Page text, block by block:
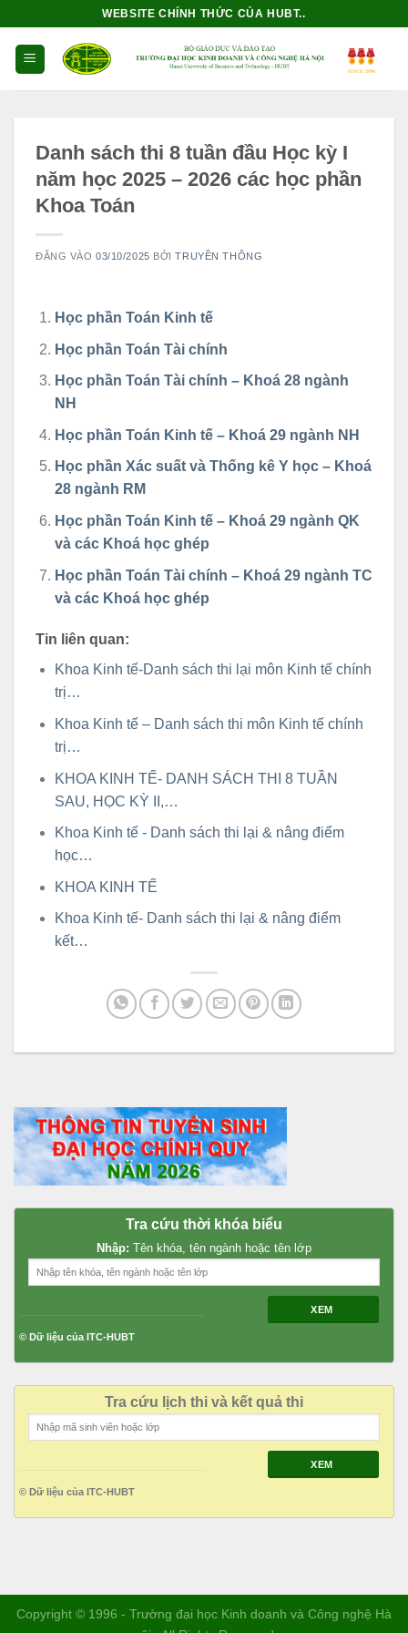
dung
WEBSITE CHÍNH THỨC CỦA HUBT..
Danh sách thi 8 tuần đầu Học kỳ I
năm học 2025 – 2026 các học phần
Khoa Toán
ĐĂNG VÀO03/10/2025 BỞITRUYỀN THÔNG
Học phần Toán Kinh tế
Học phần Toán Tài chính
Học phần Toán Tài chính – Khoá 28 ngành
NH
Học phần Toán Kinh tế – Khoá 29 ngành NH
Học phần Xác suất và Thống kê Y học – Khoá
28 ngành RM
Học phần Toán Kinh tế – Khoá 29 ngành QK
và các Khoá học ghép
Học phần Toán Tài chính – Khoá 29 ngành TC
và các Khoá học ghép
Tin liên quan:
Khoa Kinh tế-Danh sách thi lại môn Kinh tế chính
trị…
Khoa Kinh tế – Danh sách thi môn Kinh tế chính
trị…
KHOA KINH TẾ- DANH SÁCH THI 8 TUẦN
SAU, HỌC KỲ II,…
Khoa Kinh tế - Danh sách thi lại & nâng điểm
học…
KHOA KINH TẾ
Khoa Kinh tế- Danh sách thi lại & nâng điểm
kết…
Tra cứu thời khóa biểu
Nhập: Tên khóa, tên ngành hoặc tên lớp
XEM
© Dữ liệu của ITC-HUBT
Tra cứu lịch thi và kết quả thi
XEM
© Dữ liệu của ITC-HUBT
Copyright © 1996 - Trường đại học Kinh doanh và Công nghệ Hà